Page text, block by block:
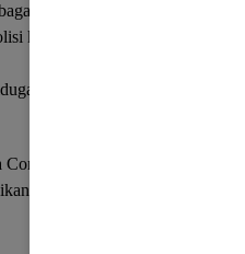
korban dan pemilik tanah.
kesulitan mencari Direktur
menjadi otak penyerobotan
Giroth diduga bekerjasama
dengan menempatkan personil